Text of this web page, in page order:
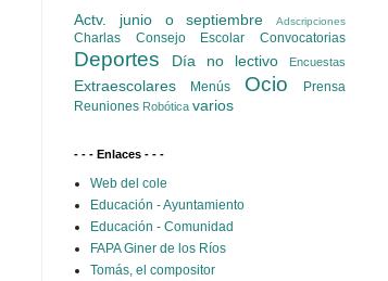
Actv. junio o septiembre Adscripciones
Charlas Consejo Escolar Convocatorias
Deportes Día no lectivo Encuestas
Extraescolares Menús Ocio
Prensa
Reuniones Robótica varios
- - - Enlaces - - -
Web del cole
Educación - Ayuntamiento
Educación - Comunidad
FAPA Giner de los Ríos
Tomás, el compositor